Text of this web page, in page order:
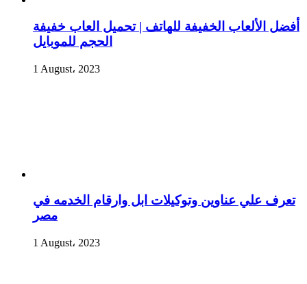
أفضل الألعاب الخفيفة للهاتف | تحميل العاب خفيفة
الحجم للموبايل
1 August، 2023
تعرف علي عناوين وتوكيلات ابل وارقام الخدمه في
مصر
1 August، 2023